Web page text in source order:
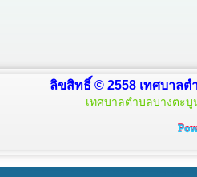
ลิขสิทธิ์ © 2558 เทศบาลต
เทศบาลตำบลบางตะบู